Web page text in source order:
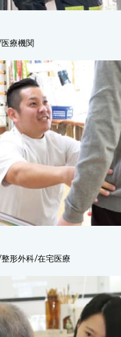
療機関
形外科/在宅医療